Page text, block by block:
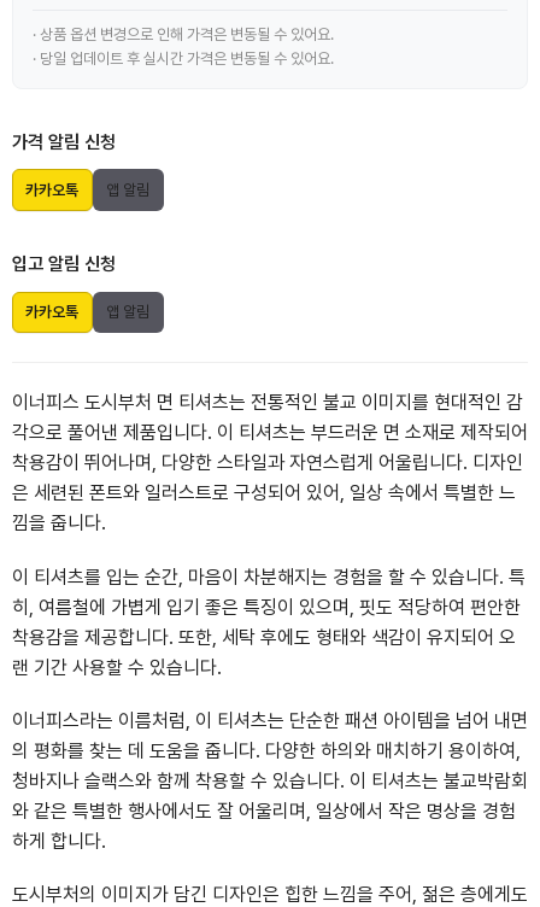
· 상품 옵션 변경으로 인해 가격은 변동될 수 있어요.
· 당일 업데이트 후 실시간 가격은 변동될 수 있어요.
가격 알림 신청
카카오톡 앱 알림
입고 알림 신청
카카오톡 앱 알림
이너피스 도시부처 면 티셔츠는 전통적인 불교 이미지를 현대적인 감
각으로 풀어낸 제품입니다. 이 티셔츠는 부드러운 면 소재로 제작되어
착용감이 뛰어나며, 다양한 스타일과 자연스럽게 어울립니다. 디자인
은 세련된 폰트와 일러스트로 구성되어 있어, 일상 속에서 특별한 느
낌을 줍니다.
이 티셔츠를 입는 순간, 마음이 차분해지는 경험을 할 수 있습니다. 특
히, 여름철에 가볍게 입기 좋은 특징이 있으며, 핏도 적당하여 편안한
착용감을 제공합니다. 또한, 세탁 후에도 형태와 색감이 유지되어 오
랜 기간 사용할 수 있습니다.
이너피스라는 이름처럼, 이 티셔츠는 단순한 패션 아이템을 넘어 내면
의 평화를 찾는 데 도움을 줍니다. 다양한 하의와 매치하기 용이하여,
청바지나 슬랙스와 함께 착용할 수 있습니다. 이 티셔츠는 불교박람회
와 같은 특별한 행사에서도 잘 어울리며, 일상에서 작은 명상을 경험
하게 합니다.
도시부처의 이미지가 담긴 디자인은 힙한 느낌을 주어, 젊은 층에게도